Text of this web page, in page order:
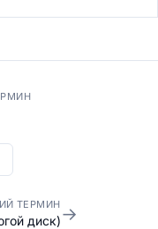
ТЕРМИН
диск)→